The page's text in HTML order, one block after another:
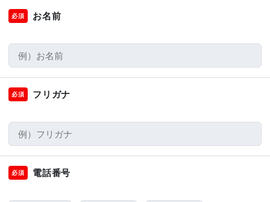
必須 お名前
必須 フリガナ
必須 電話番号